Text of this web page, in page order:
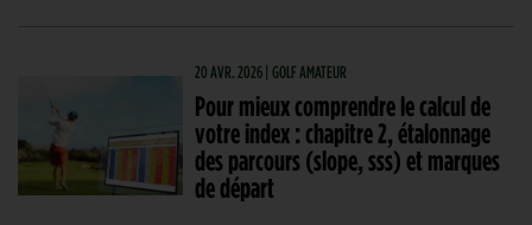
20 AVR. 2026 | GOLF AMATEUR
Pour mieux comprendre le calcul de
votre index : chapitre 2, étalonnage
des parcours (slope, sss) et marques
de départ